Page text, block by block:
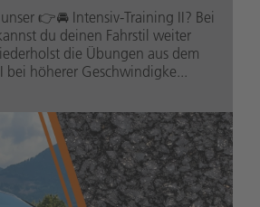
👉🚘 Intensiv-Training II? Bei
du deinen Fahrstil weiter
die Übungen aus dem
bei höherer Geschwindigke...